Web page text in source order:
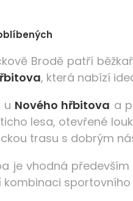
Brodě patří
, která nabízí
u Nového hřbitova a
lesa, otevřené
trasu s dobrým
je vhodná
kombinaci